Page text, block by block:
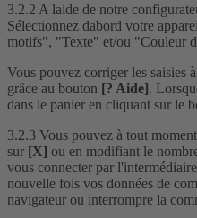
3.2.2 A laide de notre
Sélectionnez dabord votre
motifs", "Texte" et/ou "Couleur
Vous pouvez corriger les saisies
grâce au bouton [? Aide].
dans le panier en cliquant sur le
3.2.3 Vous pouvez à tout
sur [X] ou en modifiant le
vous connecter par
nouvelle fois vos données de
navigateur ou interrompre la